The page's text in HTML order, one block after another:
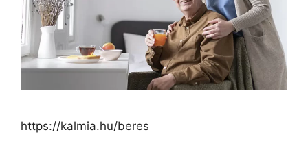
https://kalmia.hu/beres